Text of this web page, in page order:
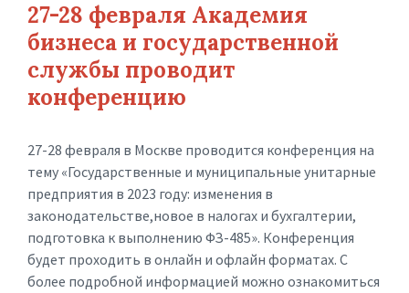
27-28 февраля Академия
бизнеса и государственной
службы проводит
конференцию
27-28 февраля в Москве проводится конференция на
тему «Государственные и муниципальные унитарные
предприятия в 2023 году: изменения в
законодательстве,новое в налогах и бухгалтерии,
подготовка к выполнению ФЗ-485». Конференция
будет проходить в онлайн и офлайн форматах. С
более подробной информацией можно ознакомиться